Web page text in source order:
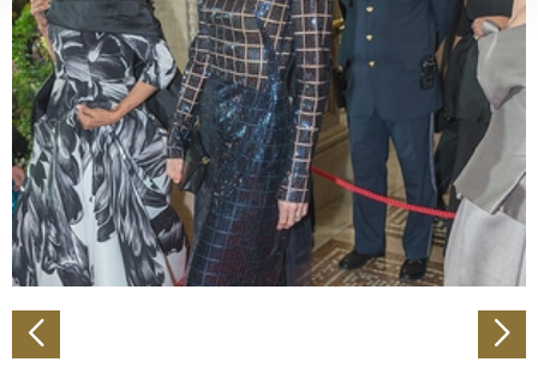
verarbeitet werden, und legen Sie Ihre Präferenzen im
Abschnitt Einzelheitenfest.
Wir verwenden Cookies, um Inhalte und Anzeigen zu
personalisieren, Funktionen für soziale Medien anbieten
zu können und die Zugriffe auf unsere Website zu
analysieren. Außerdem geben wir Informationen zu Ihrer
Verwendung unserer Website an unsere Partner für
soziale Medien, Werbung und Analysen weiter. Unsere
Partner führen diese Informationen möglicherweise mit
haben oder die sie im Rahmen Ihrer Nutzung der Dienste
gesammelt haben.